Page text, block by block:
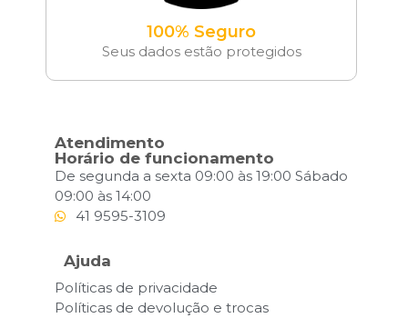
100% Seguro
Seus dados estão protegidos
Atendimento
Horário de funcionamento
De segunda a sexta 09:00 às 19:00 Sábado
09:00 às 14:00
41 9595-3109
Ajuda
Políticas de privacidade
Políticas de devolução e trocas